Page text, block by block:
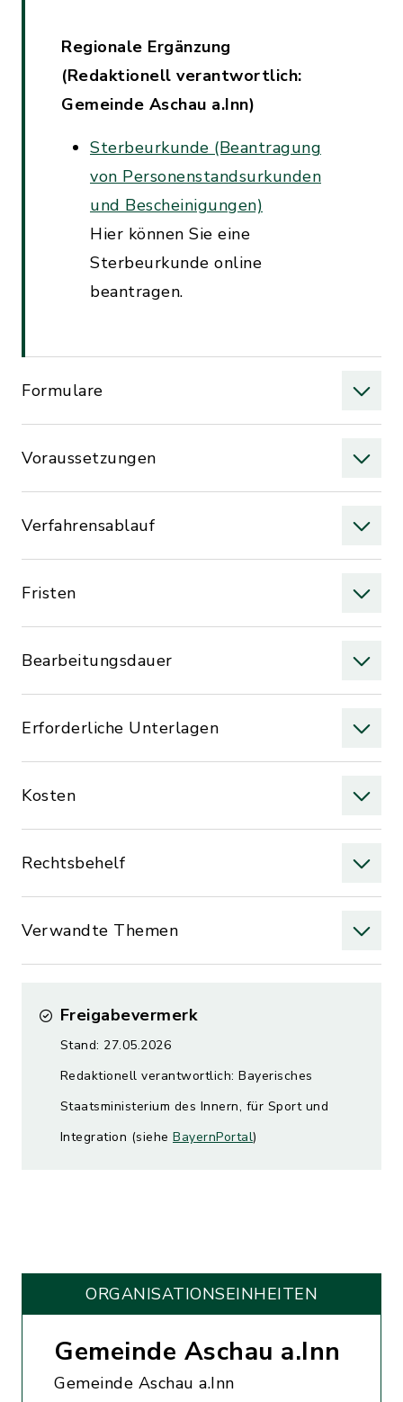
Regionale Ergänzung
(Redaktionell verantwortlich:
Gemeinde Aschau a.Inn)
Sterbeurkunde (Beantragung
von Personenstandsurkunden
und Bescheinigungen)
Hier können Sie eine
Sterbeurkunde online
beantragen.
Formulare
Voraussetzungen
Verfahrensablauf
Fristen
Bearbeitungsdauer
Erforderliche Unterlagen
Kosten
Rechtsbehelf
Verwandte Themen
Freigabevermerk
Stand: 27.05.2026
Redaktionell verantwortlich: Bayerisches
Staatsministerium des Innern, für Sport und
Integration (siehe BayernPortal)
ORGANISATIONS­EINHEITEN
Gemeinde Aschau a.Inn
Gemeinde Aschau a.Inn